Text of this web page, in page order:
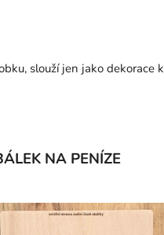
slouží jen jako dekorace k
NA PENÍZE